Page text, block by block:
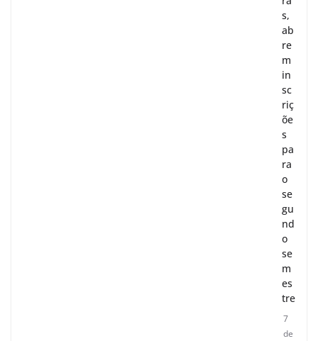
s,
ab
re
m
in
sc
riç
õe
s
pa
ra
o
se
gu
nd
o
se
m
es
tre
7
de